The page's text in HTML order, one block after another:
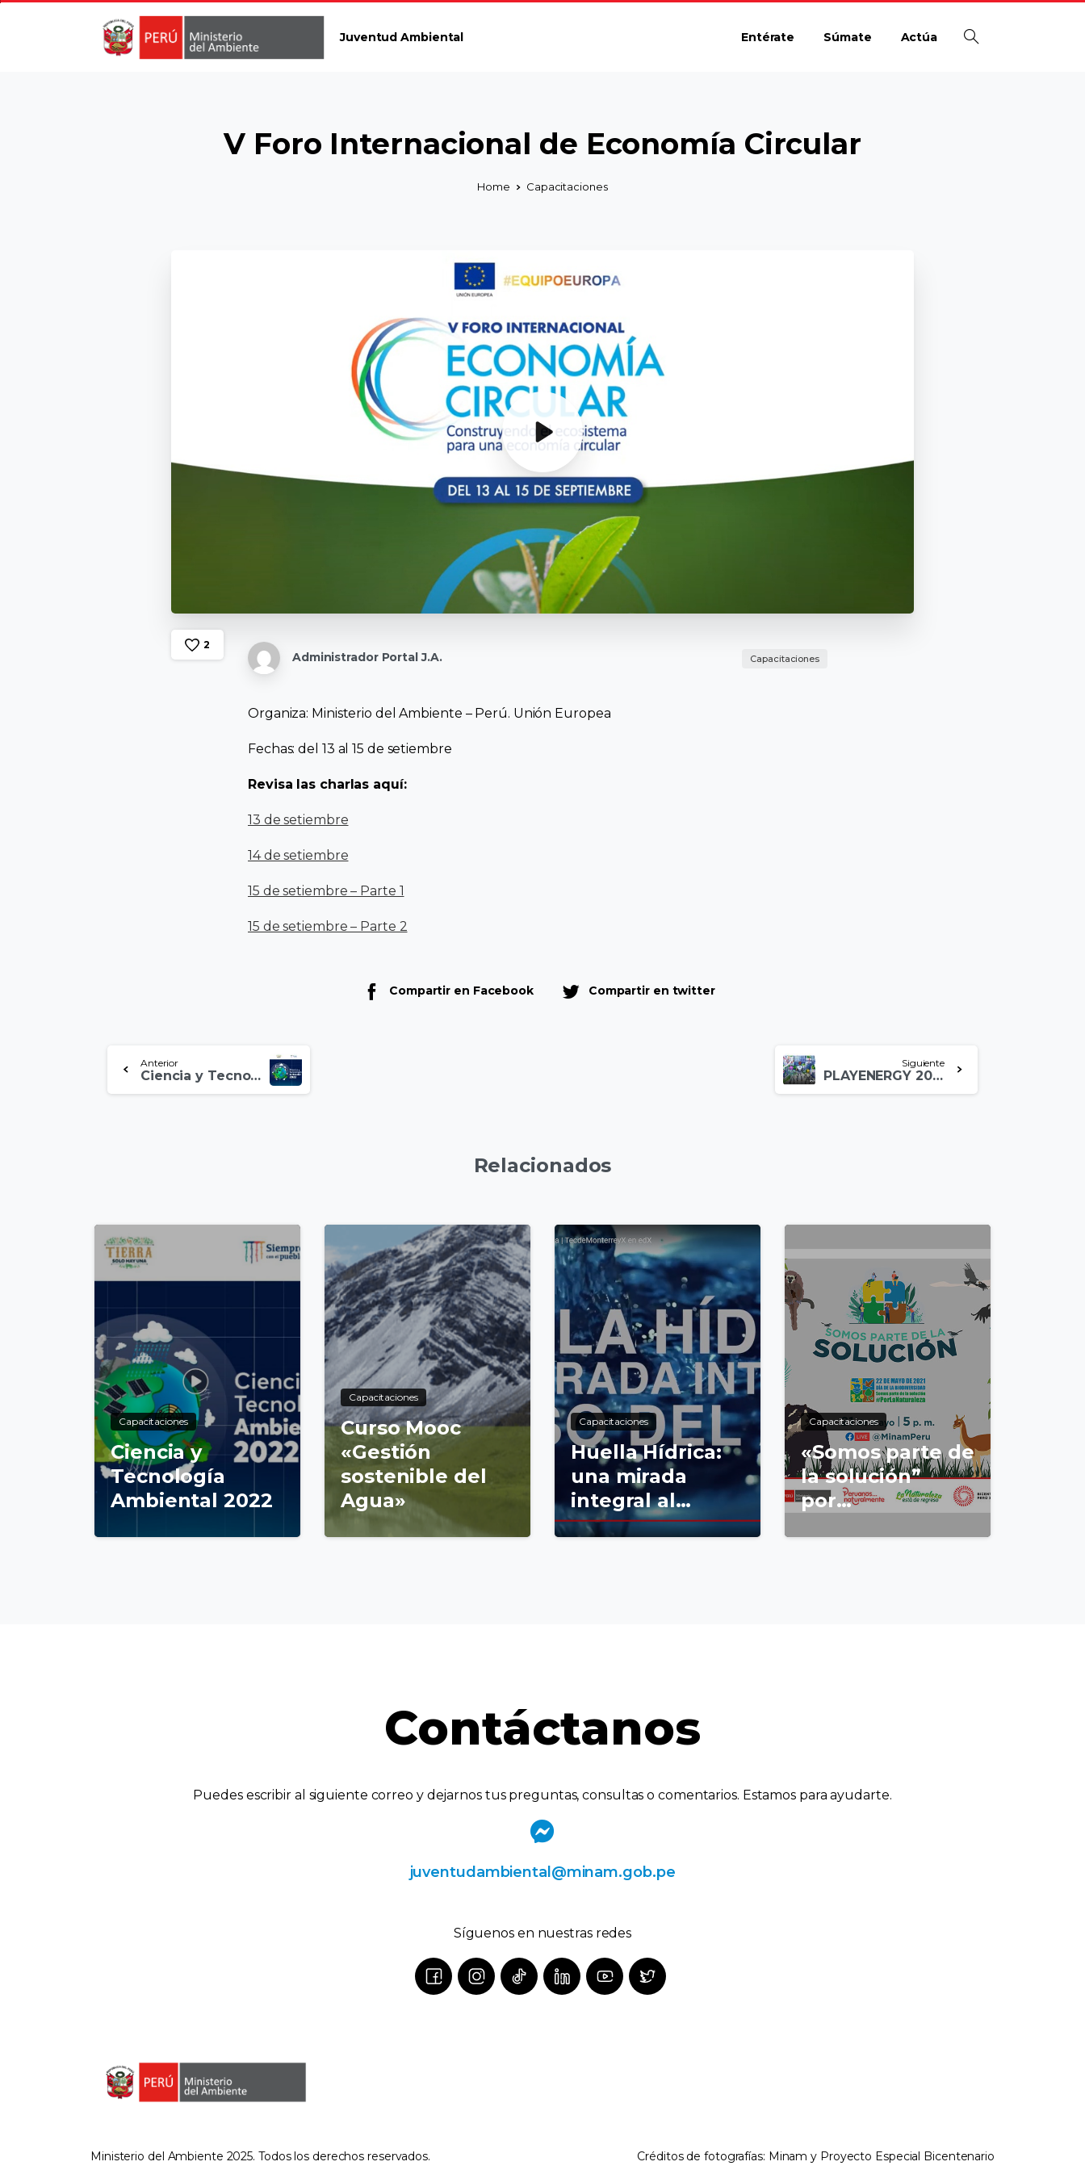
Juventud Ambiental Entérate Súmate Actúa
V Foro Internacional de Economía Circular
Home Capacitaciones
2
Administrador Portal J.A. Capacitaciones
Organiza: Ministerio del Ambiente – Perú. Unión Europea
Fechas: del 13 al 15 de setiembre
Revisa las charlas aquí:
13 de setiembre
14 de setiembre
15 de setiembre – Parte 1
15 de setiembre – Parte 2
Compartir en Facebook Compartir en twitter
Anterior
Ciencia y Tecnología Ambiental 2022
Siguiente
PLAYENERGY 2022: entra en el futuro con la nueva edición
Relacionados
1
Capacitaciones
Ciencia y
Tecnología
Ambiental 2022
4
Capacitaciones
Curso Mooc
«Gestión
sostenible del
Agua»
Capacitaciones
Huella Hídrica:
una mirada
integral al…
1
Capacitaciones
«Somos parte de
la solución”
por…
Contáctanos
Puedes escribir al siguiente correo y dejarnos tus preguntas, consultas o comentarios. Estamos para ayudarte.
juventudambiental@minam.gob.pe
Síguenos en nuestras redes
Ministerio del Ambiente 2025. Todos los derechos reservados. Créditos de fotografías: Minam y Proyecto Especial Bicentenario